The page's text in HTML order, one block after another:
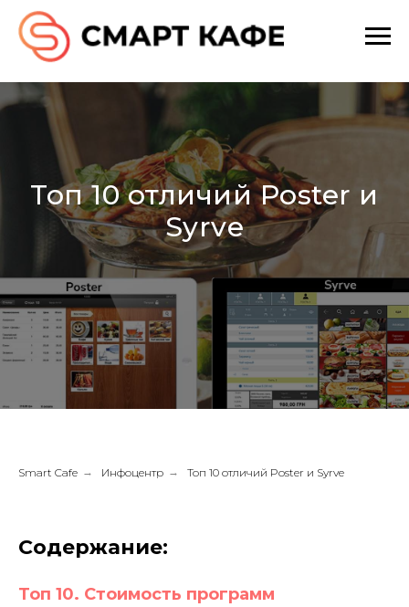
Топ 10 отличий Poster и
Syrve
Smart Cafe → Инфоцентр → Топ 10 отличий Poster и Syrve
Содержание:
Топ 10. Стоимость программ